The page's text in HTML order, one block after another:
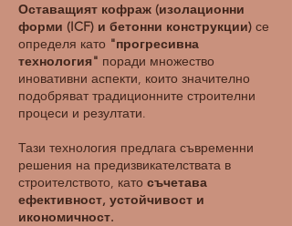
Оставащият кофраж (изолационни
форми (ICF) и бетонни конструкции) се
определя като "прогресивна
технология" поради множество
иновативни аспекти, които значително
подобряват традиционните строителни
процеси и резултати.
Тази технология предлага съвременни
решения на предизвикателствата в
строителството, като съчетава
ефективност, устойчивост и
икономичност.